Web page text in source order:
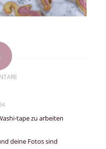
tape zu arbeiten
deine Fotos sind